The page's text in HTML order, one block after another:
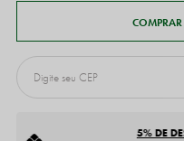
5% DE